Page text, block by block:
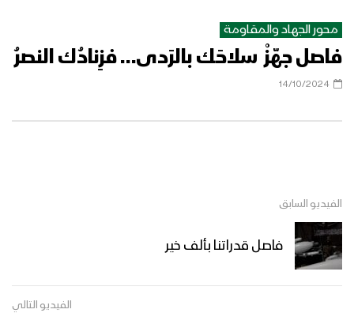
محور الجهاد والمقاومة
فاصل جهّزْ سلاحَك بالرَدى… فزِنادُك النصرُ
14/10/2024
الفيديو السابق
فاصل قدراتنا بألف خير
الفيديو التالي